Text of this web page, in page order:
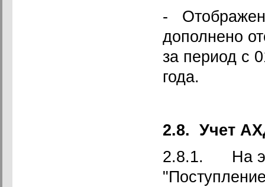
-
дополнено
за период с
года.
2.8. Учет
2.8.1. На